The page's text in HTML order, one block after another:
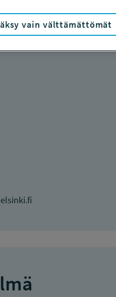
vain välttämättömät